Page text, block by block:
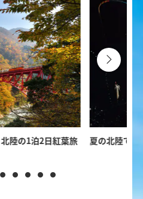
陸の1泊2日紅葉旅
夏の北陸で